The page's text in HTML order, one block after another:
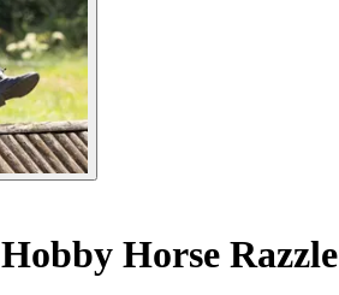
Hobby Horse Razzle